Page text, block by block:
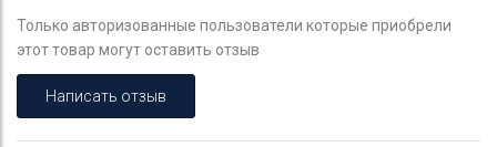
Только авторизованные пользователи которые приобрели
этот товар могут оставить отзыв
Написать отзыв